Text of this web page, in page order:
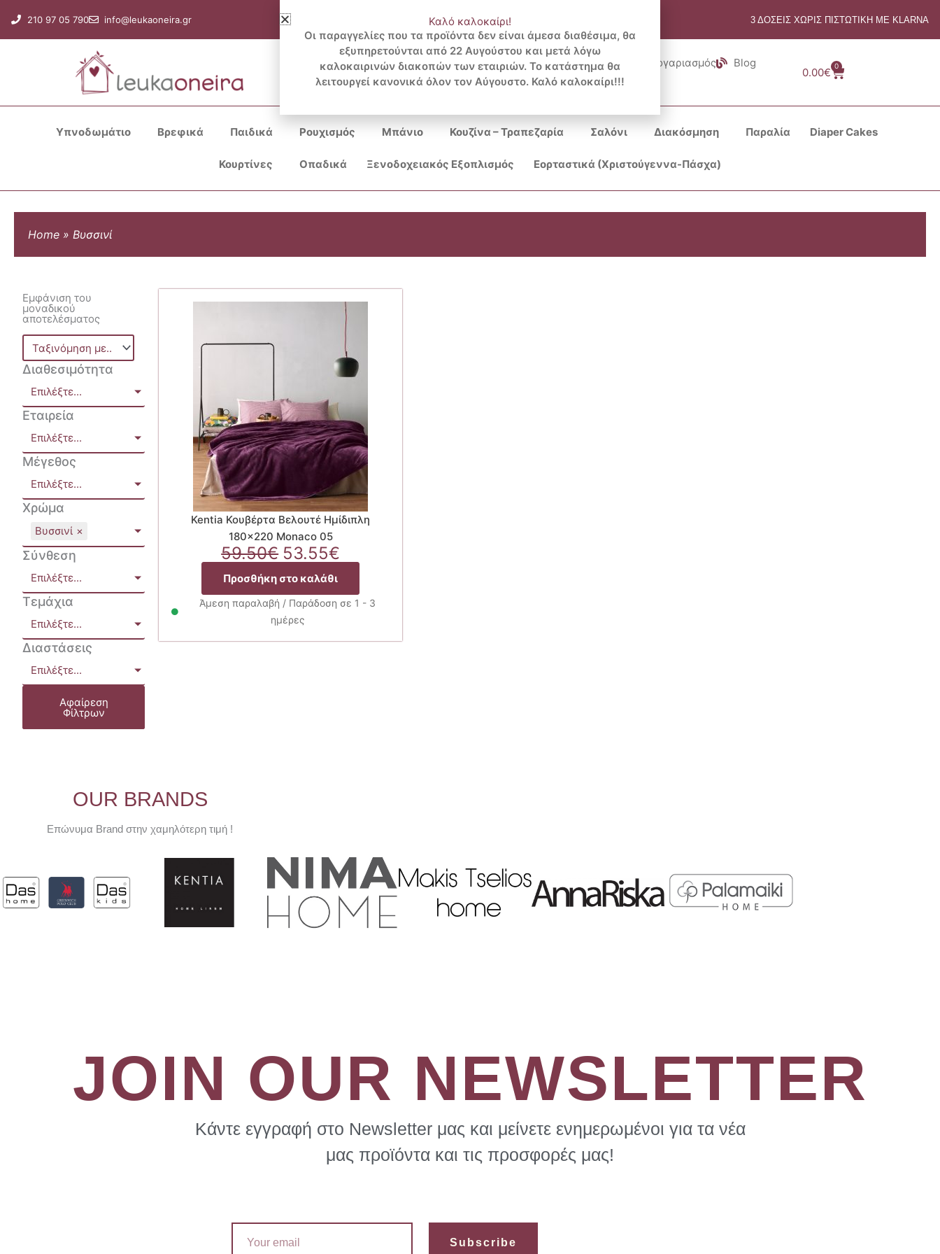
στο
περιεχόμενο
210 97 05 790 info@leukaoneira.gr 3 ΔΟΣΕΙΣ ΧΩΡΙΣ ΠΙΣΤΩΤΙΚΗ ΜΕ KLARNA
Search
...
Λογαριασμός Blog
0.00€
0
Cart
Υπνοδωμάτιο Βρεφικά Παιδικά Ρουχισμός Μπάνιο Κουζίνα – Τραπεζαρία Σαλόνι Διακόσμηση Παραλία Diaper Cakes
Κουρτίνες Οπαδικά Ξενοδοχειακός Εξοπλισμός Εορταστικά (Χριστούγεννα-Πάσχα)
Home » Βυσσινί
Εμφάνιση του
μοναδικού
αποτελέσματος
Διαθεσιμότητα
Επιλέξτε...
Εταιρεία
Επιλέξτε...
Μέγεθος
Επιλέξτε...
Χρώμα
Βυσσινί ×
Σύνθεση
Επιλέξτε...
Τεμάχια
Επιλέξτε...
Διαστάσεις
Επιλέξτε...
Αφαίρεση
Φίλτρων
Kentia Κουβέρτα Βελουτέ Ημίδιπλη
180×220 Monaco 05
59.50€ Original
price
was:
59.50€.
53.55€
τρέχουσα
είναι:
Προσθήκη στο καλάθι
Άμεση παραλαβή / Παράδοση σε 1 - 3
ημέρες
OUR BRANDS
Επώνυμα Brand στην χαμηλότερη τιμή !
JOIN OUR NEWSLETTER
Κάντε εγγραφή στο Newsletter μας και μείνετε ενημερωμένοι για τα νέα
μας προϊόντα και τις προσφορές μας!
Subscribe
Καλό καλοκαίρι!
Οι παραγγελίες που τα προϊόντα δεν είναι άμεσα διαθέσιμα, θα
εξυπηρετούνται από 22 Αυγούστου και μετά λόγω
καλοκαιρινών διακοπών των εταιριών. Το κατάστημα θα
λειτουργεί κανονικά όλον τον Αύγουστο. Καλό καλοκαίρι!!!